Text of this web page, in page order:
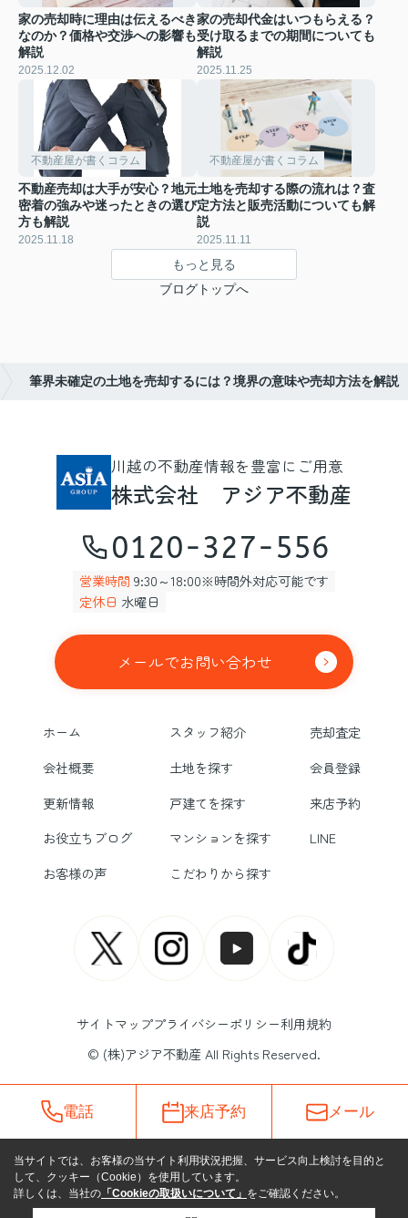
家の売却時に理由は伝えるべき
なのか？価格や交渉への影響も
解説
2025.12.02
家の売却代金はいつもらえる？
受け取るまでの期間についても
解説
2025.11.25
不動産屋が書くコラム
不動産売却は大手が安心？地元
密着の強みや迷ったときの選び
方も解説
2025.11.18
不動産屋が書くコラム
土地を売却する際の流れは？査
定方法と販売活動についても解
説
2025.11.11
もっと見る
ブログトップへ
筆界未確定の土地を売却するには？境界の意味や売却方法を解説
川越の不動産情報を豊富にご用意
株式会社 アジア不動産
0120-327-556
営業時間 9:30～18:00※時間外対応可能です
定休日 水曜日
メールでお問い合わせ
ホーム スタッフ紹介
売却査定
会社概要
土地を探す
会員登録
更新情報
戸建てを探す
来店予約
お役立ちブログ
マンションを探す
LINE
お客様の声
こだわりから探す
サイトマッププライバシーポリシー利用規約
© (株)アジア不動産 All Rights Reserved.
電話 来店予約 メール
当サイトでは、お客様の当サイト利用状況把握、サービス向上検討を目的と
して、クッキー（Cookie）を使用しています。
詳しくは、当社の 「Cookieの取扱いについて」 をご確認ください。